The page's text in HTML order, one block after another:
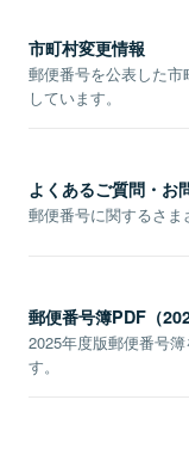
市町村変更情報
郵便番号を公表した
しています。
よくあるご質問・お
郵便番号に関するさま
郵便番号簿PDF（
2025年度版郵便番号
す。